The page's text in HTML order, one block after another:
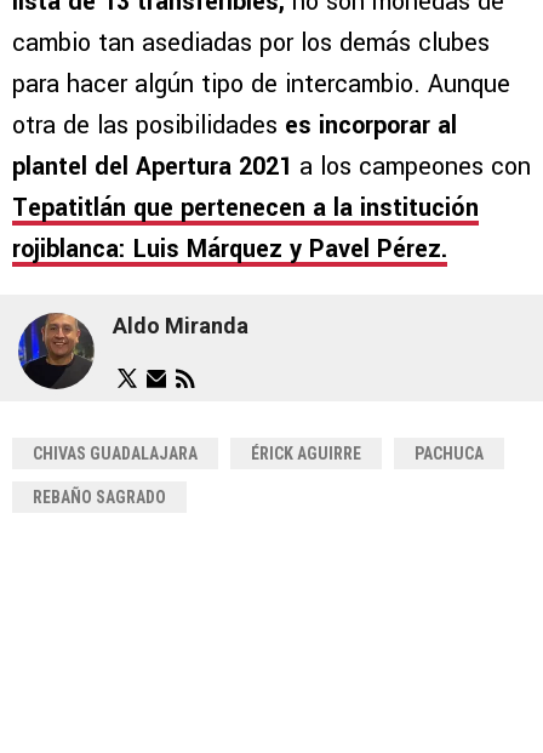
cambio tan asediadas por los demás clubes
para hacer algún tipo de intercambio. Aunque
otra de las posibilidades es incorporar al
plantel del Apertura 2021 a los campeones con
Tepatitlán que pertenecen a la institución
rojiblanca: Luis Márquez y Pavel Pérez.
Aldo Miranda
CHIVAS GUADALAJARA ÉRICK AGUIRRE PACHUCA
REBAÑO SAGRADO